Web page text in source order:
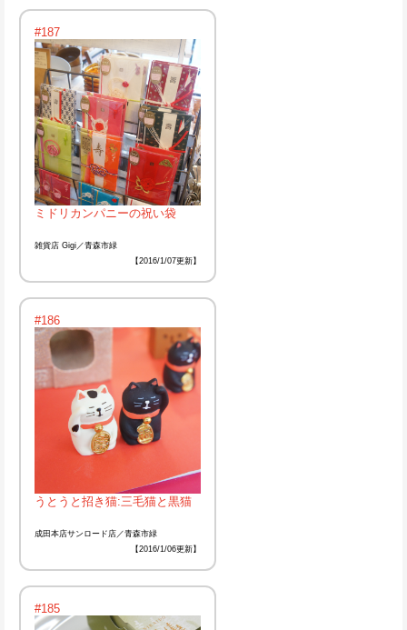
#187
ミドリカンパニーの祝い袋
雑貨店 Gigi／青森市緑
【2016/1/07更新】
#186
うとうと招き猫:三毛猫と黒猫
成田本店サンロード店／青森市緑
【2016/1/06更新】
#185